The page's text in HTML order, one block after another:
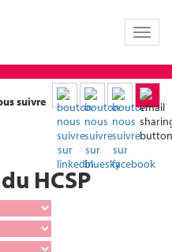
Toggle
suivre
HCSP